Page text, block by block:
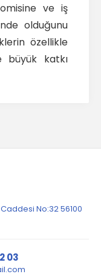
ve iş
olduğunu
özellikle
büyük katkı
No:32 56100
03